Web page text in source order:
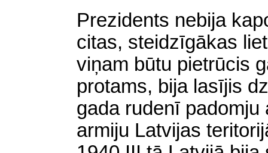
Prezidents nebija
citas, steidzīgākas
viņam būtu pietrūcis
protams, bija lasījis
gada rudenī
armiju Latvijas